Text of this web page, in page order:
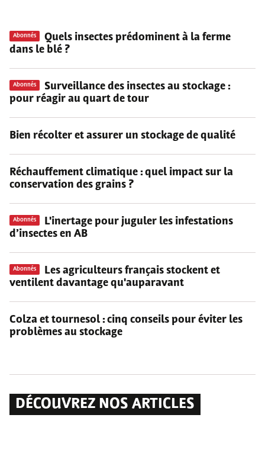
Abonnés
Quels insectes prédominent à la ferme
dans le blé ?
Abonnés
Surveillance des insectes au stockage :
pour réagir au quart de tour
Bien récolter et assurer un stockage de qualité
Réchauffement climatique : quel impact sur la
conservation des grains ?
Abonnés
L'inertage pour juguler les infestations
d’insectes en AB
Abonnés
Les agriculteurs français stockent et
ventilent davantage qu'auparavant
Colza et tournesol : cinq conseils pour éviter les
problèmes au stockage
DÉCOUVREZ NOS ARTICLES